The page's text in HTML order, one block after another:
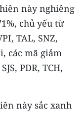
này nghiêng
chủ yếu từ
TAL, SNZ,
các mã giảm
PDR, TCH,
này sắc xanh